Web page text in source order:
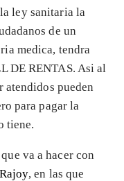
ley sanitaria la
de un
medica, tendra
DE RENTAS. Asi al
atendidos pueden
para pagar la
tiene.
va a hacer con
Rajoy, en las que